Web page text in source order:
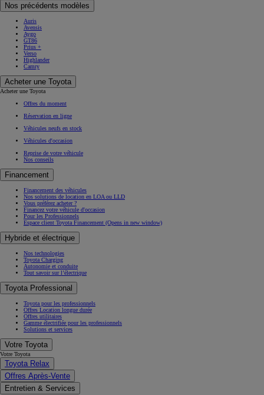
Nos précédents modèles
Auris
Avensis
Aygo
GT86
Prius +
Verso
Highlander
Camry
Acheter une Toyota
Acheter une Toyota
Offres du moment
Réservation en ligne
Véhicules neufs en stock
Véhicules d'occasion
Reprise de votre véhicule
Nos conseils
Financement
Financement des véhicules
Nos solutions de location en LOA ou LLD
Vous préférez acheter ?
Financez votre véhicule d'occasion
Pour les Professionnels
Espace client Toyota Financement (Opens in new window)
Hybride et électrique
Nos technologies
Toyota Charging
Autonomie et conduite
Tout savoir sur l’électrique
Toyota Professional
Toyota pour les professionnels
Offres Location longue durée
Offres utilitaires
Gamme électrifiée pour les professionnels
Solutions et services
Votre Toyota
Votre Toyota
Toyota Relax
Offres Après-Vente
Entretien & Services